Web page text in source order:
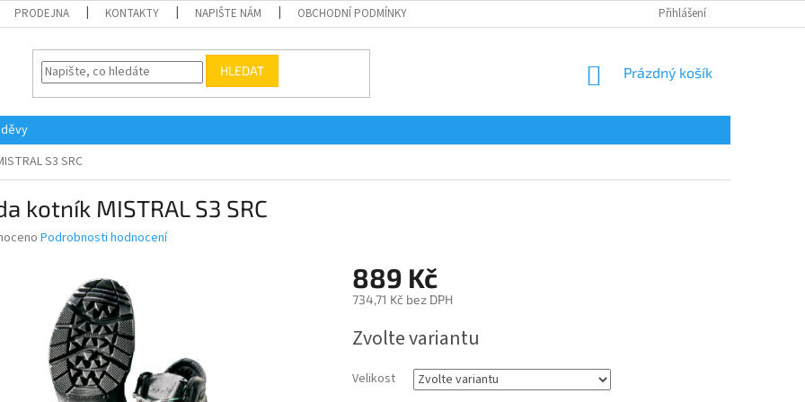
PRODEJNA KONTAKTY NAPIŠTE NÁM OBCHODNÍ PODMÍNKY REKLAMAČNÍ ŘÁD
Přihlášení
HLEDAT
NÁKUPNÍ
Prázdný košík
S3 SRC
kotník MISTRAL S3 SRC
Podrobnosti hodnocení
889 Kč
734,71 Kč bez DPH
cena:
Zvolte variantu
Velikost